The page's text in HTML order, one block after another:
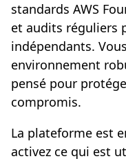
standards AWS
et audits réguliers
indépendants.
environnement
pensé pour
compromis.
La plateforme est
activez ce qui est